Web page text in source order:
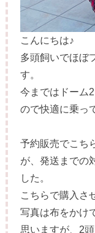
こんにちは♪
多頭飼いでほぼ
す。
今まではドーム
ので快適に乗っ
予約販売でこち
が、発送までの
した。
こちらで購入さ
写真は布をかけ
思いますが、2